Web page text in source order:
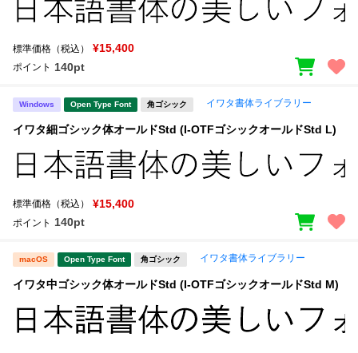
標準価格（税込） ¥15,400
ポイント 140pt
Windows Open Type Font 角ゴシック イワタ書体ライブラリー
イワタ細ゴシック体オールドStd (I-OTFゴシックオールドStd L)
標準価格（税込） ¥15,400
ポイント 140pt
macOS Open Type Font 角ゴシック イワタ書体ライブラリー
イワタ中ゴシック体オールドStd (I-OTFゴシックオールドStd M)